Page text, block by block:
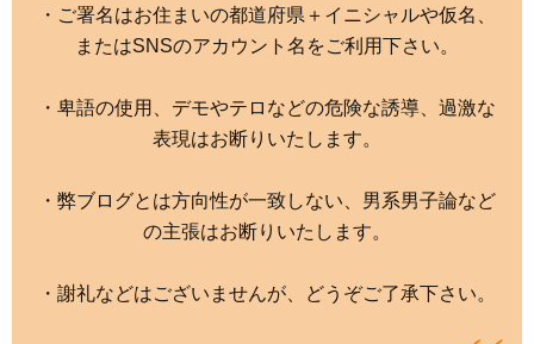
・ご署名はお住まいの都道府県＋イニシャルや仮名、
またはSNSのアカウント名をご利用下さい。
・卑語の使用、デモやテロなどの危険な誘導、過激な
表現はお断りいたします。
・弊ブログとは方向性が一致しない、男系男子論など
の主張はお断りいたします。
・謝礼などはございませんが、どうぞご了承下さい。